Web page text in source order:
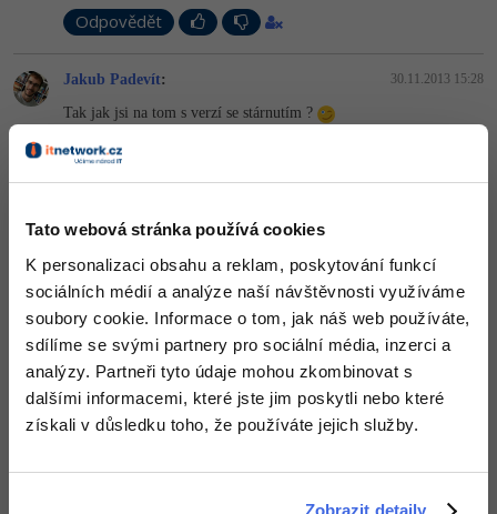
Tato webová stránka používá cookies
K personalizaci obsahu a reklam, poskytování funkcí
sociálních médií a analýze naší návštěvnosti využíváme
soubory cookie. Informace o tom, jak náš web používáte,
sdílíme se svými partnery pro sociální média, inzerci a
analýzy. Partneři tyto údaje mohou zkombinovat s
dalšími informacemi, které jste jim poskytli nebo které
získali v důsledku toho, že používáte jejich služby.
Zobrazit detaily
Marketing -30%
WordPress
-30%
Kryptoměny -25%
Copywriting -30%
MS Office -80%
Adobe Illustrator -80%
Adobe XD
-25%
Blender -80%
Inkscape
Fotografování -80%
Kariéra
Pro firmy
Odpovědět
Jakub Padevít: 30.11.2013 15:28
Tak jak jsi na tom s verzí se stárnutím ?
Editováno
Odpovědět
Odpovídá na Jakub Padevít
albertpatera 30.11.2013 16:47
obávám se, že autor na týhle hře už neělá...poslední příspěvek byl
přianej před rokem
Odpovědět +1
Odpovídá na Jakub Padevít
albertpatera: 30.11.2013 16:47